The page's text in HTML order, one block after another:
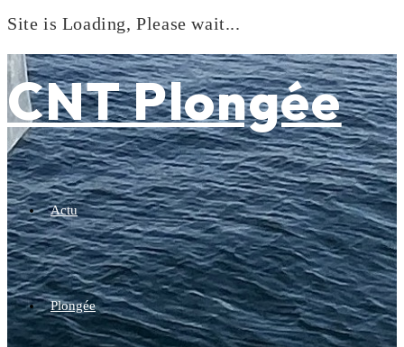
Site is Loading, Please wait...
to
content
CNT Plongée
Actu
Plongée